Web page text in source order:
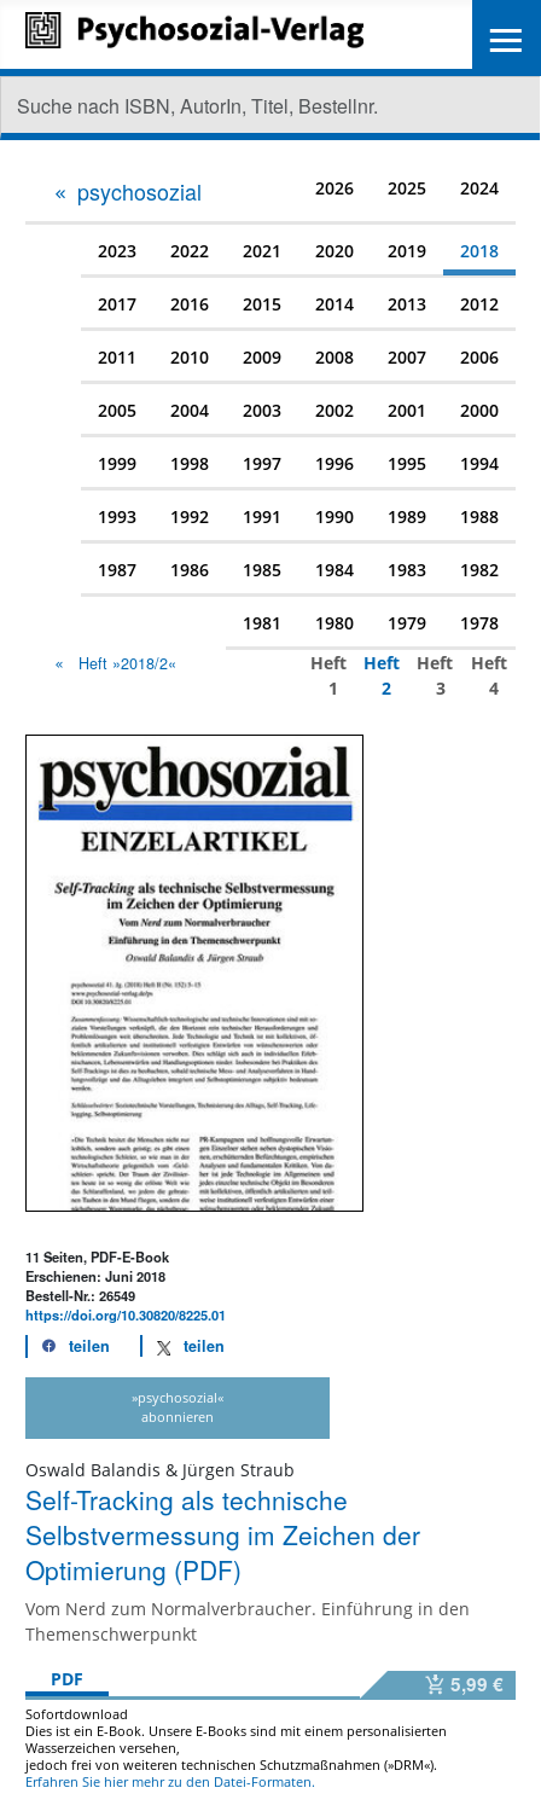
psychosozial 2026 2025 2024
2023 2022 2021 2020 2019 2018
2017 2016 2015 2014 2013 2012
2011 2010 2009 2008 2007 2006
2005 2004 2003 2002 2001 2000
1999 1998 1997 1996 1995 1994
1993 1992 1991 1990 1989 1988
1987 1986 1985 1984 1983 1982
1981 1980 1979 1978
Heft »2018/2«
Heft
1
Heft
2
Heft
3
Heft
4
11 Seiten, PDF-E-Book
Erschienen: Juni 2018
Bestell-Nr.: 26549
https://doi.org/10.30820/8225.01
teilen teilen
»psychosozial«
abonnieren
Oswald Balandis & Jürgen Straub
Self-Tracking als technische
Selbstvermessung im Zeichen der
Optimierung (PDF)
Vom Nerd zum Normalverbraucher. Einführung in den
Themenschwerpunkt
PDF
5,99 €
Sofortdownload
Dies ist ein E-Book. Unsere E-Books sind mit einem personalisierten
Wasserzeichen versehen,
jedoch frei von weiteren technischen Schutzmaßnahmen (»DRM«).
Erfahren Sie hier mehr zu den Datei-Formaten.
≡